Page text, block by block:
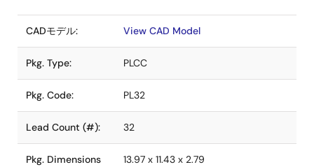
CADモデル: View CAD Model
Pkg. Type: PLCC
Pkg. Code: PL32
Lead Count (#): 32
Pkg. Dimensions
13.97 x 11.43 x 2.79